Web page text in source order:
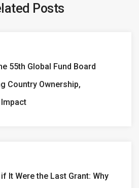
Posts
55th Global Fund Board
Country Ownership,
It Were the Last Grant: Why